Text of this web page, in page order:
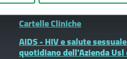
autistici (ASD)
Cartelle Cliniche
AIDS - HIV e salute
quotidiano dell'Azienda